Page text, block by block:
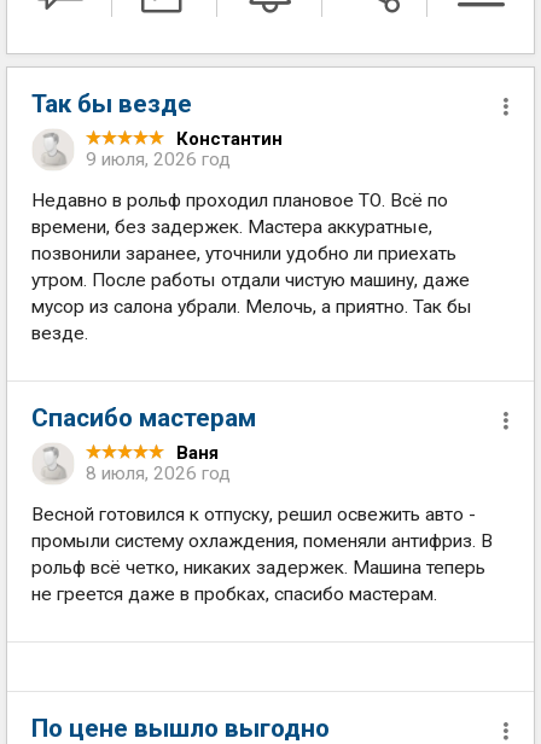
Так бы везде
Константин
9 июля, 2026 год
Недавно в рольф проходил плановое ТО. Всё по
времени, без задержек. Мастера аккуратные,
позвонили заранее, уточнили удобно ли приехать
утром. После работы отдали чистую машину, даже
мусор из салона убрали. Мелочь, а приятно. Так бы
везде.
Спасибо мастерам
Ваня
8 июля, 2026 год
Весной готовился к отпуску, решил освежить авто -
промыли систему охлаждения, поменяли антифриз. В
рольф всё четко, никаких задержек. Машина теперь
не греется даже в пробках, спасибо мастерам.
По цене вышло выгодно